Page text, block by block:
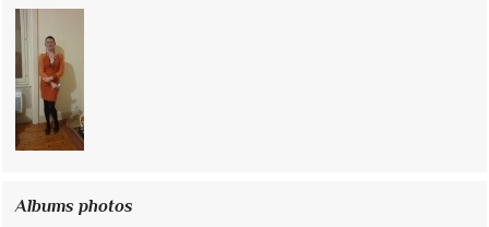
Albums photos